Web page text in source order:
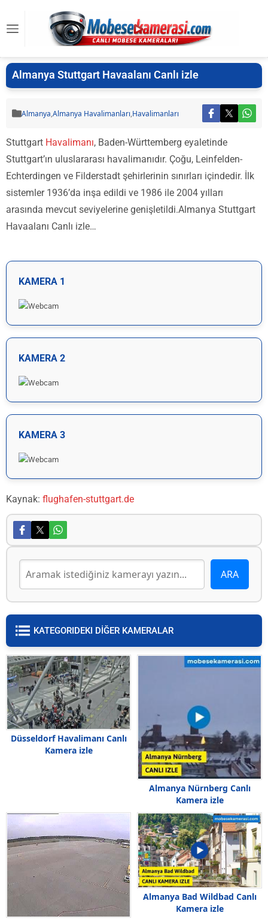
Almanya Stuttgart Havaalanı Canlı izle
Almanya,Almanya Havalimanları,Havalimanları
Stuttgart Havalimanı, Baden-Württemberg eyaletinde
Stuttgart’ın uluslararası havalimanıdır. Çoğu, Leinfelden-
Echterdingen ve Filderstadt şehirlerinin sınırları içindedir. İlk
sistemler 1936’da inşa edildi ve 1986 ile 2004 yılları
arasında mevcut seviyelerine genişletildi.Almanya Stuttgart
Havaalanı Canlı izle…
KAMERA 1
KAMERA 2
KAMERA 3
Kaynak: flughafen-stuttgart.de
KATEGORIDEKI DİĞER KAMERALAR
Düsseldorf Havalimanı Canlı
Kamera izle
Almanya Nürnberg Canlı
Kamera izle
Almanya Bad Wildbad Canlı
Kamera izle